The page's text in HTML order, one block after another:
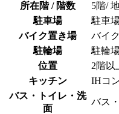
所在階 / 階数
5階/
駐車場
駐車
バイク置き場
バイ
駐輪場
駐輪
位置
2階以
キッチン
IHコ
バス・トイレ・洗
面
バス